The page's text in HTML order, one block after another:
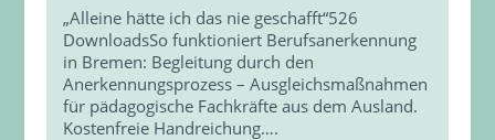
„Alleine hätte ich das nie geschafft“526
DownloadsSo funktioniert Berufsanerkennung
in Bremen: Begleitung durch den
Anerkennungsprozess – Ausgleichsmaßnahmen
für pädagogische Fachkräfte aus dem Ausland.
Kostenfreie Handreichung….